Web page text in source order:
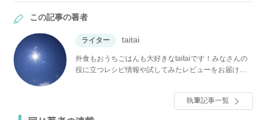
この記事の著者
ライター taitai
外食もおうちごはんも大好きなtaitaiです！みなさんの
役に立つレシピ情報や試してみたレビューをお届けで
執筆記事一覧